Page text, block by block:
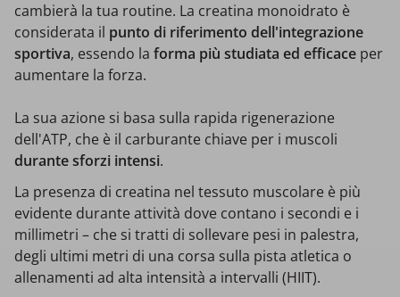
cambierà la tua routine. La creatina monoidrato è
considerata il punto di riferimento dell'integrazione
sportiva, essendo la forma più studiata ed efficace per
aumentare la forza.
La sua azione si basa sulla rapida rigenerazione
dell'ATP, che è il carburante chiave per i muscoli
durante sforzi intensi.
La presenza di creatina nel tessuto muscolare è più
evidente durante attività dove contano i secondi e i
millimetri – che si tratti di sollevare pesi in palestra,
degli ultimi metri di una corsa sulla pista atletica o
allenamenti ad alta intensità a intervalli (HIIT).